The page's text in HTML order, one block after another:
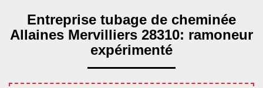
Entreprise tubage de cheminée
Allaines Mervilliers 28310: ramoneur
expérimenté